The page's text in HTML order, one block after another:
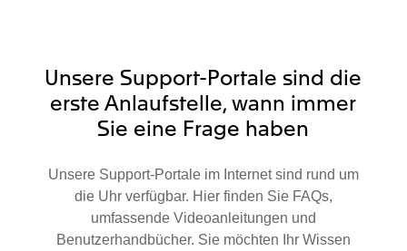
Unsere Support-Portale sind die
erste Anlaufstelle, wann immer
Sie eine Frage haben
Unsere Support-Portale im Internet sind rund um
die Uhr verfügbar. Hier finden Sie FAQs,
umfassende Videoanleitungen und
Benutzerhandbücher. Sie möchten Ihr Wissen